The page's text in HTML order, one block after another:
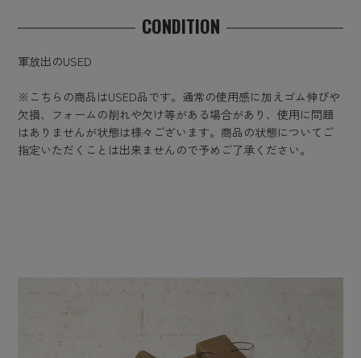
CONDITION
軍放出のUSED
※こちらの商品はUSED品です。通常の使用感に加えゴム伸びや
欠損、フォームの削れや欠け等がある場合があり、使用に問題
はありませんが状態は様々ございます。商品の状態についてご
指定いただくことは出来ませんので予めご了承ください。